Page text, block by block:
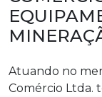
Atuando no
Comércio Ltda.